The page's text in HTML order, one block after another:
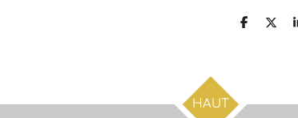
P
r
P
HAUT